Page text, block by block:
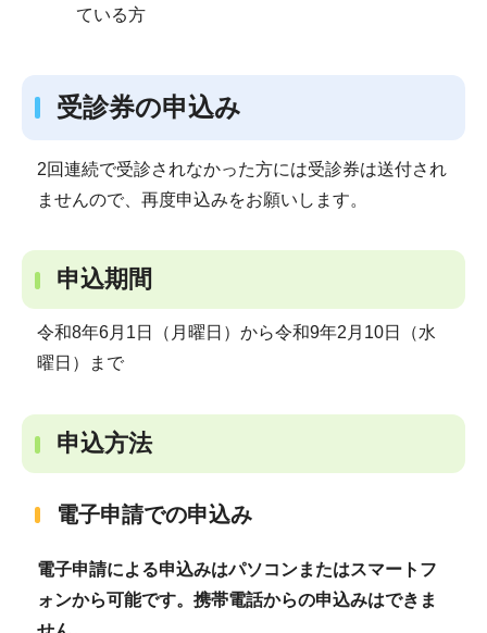
ている方
受診券の申込み
2回連続で受診されなかった方には受診券は送付され
ませんので、再度申込みをお願いします。
申込期間
令和8年6月1日（月曜日）から令和9年2月10日（水
曜日）まで
申込方法
電子申請での申込み
電子申請による申込みはパソコンまたはスマートフ
ォンから可能です。携帯電話からの申込みはできま